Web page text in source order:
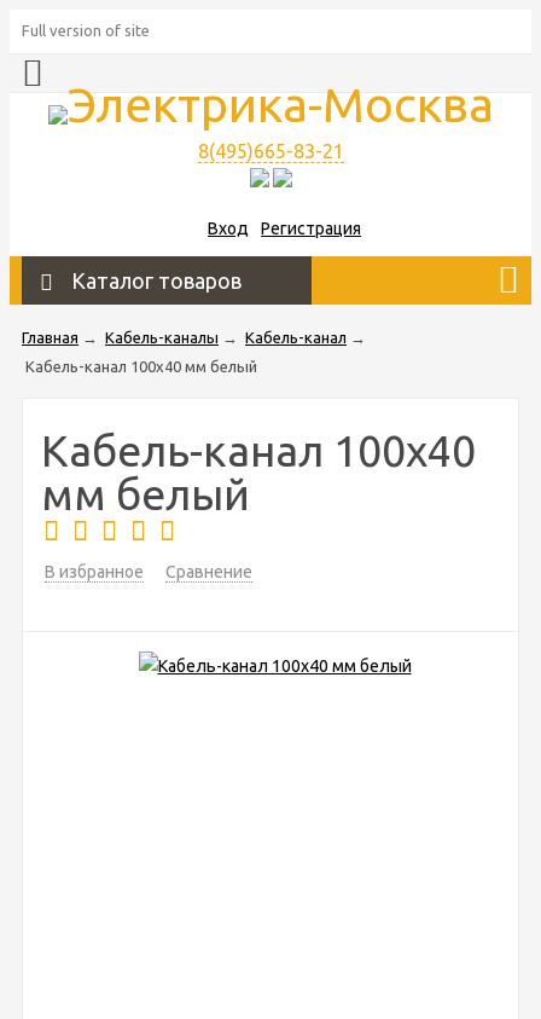
Full version of site
8(495)665-83-21
Вход Регистрация
Каталог товаров
Главная → Кабель-каналы → Кабель-канал →
Кабель-канал 100х40 мм белый
Кабель-канал 100х40
мм белый
В избранное Сравнение